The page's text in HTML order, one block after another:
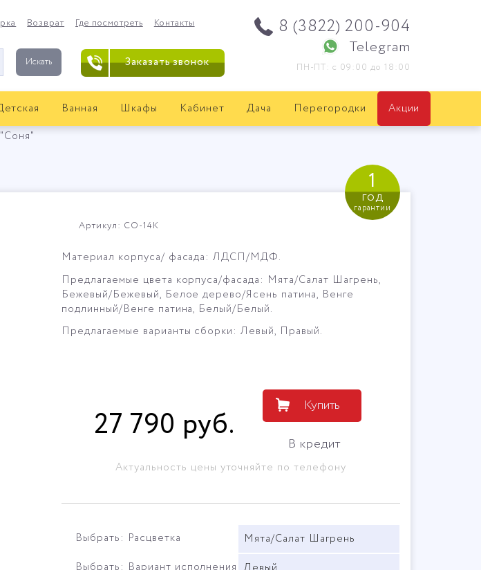
Возврат Где посмотреть Контакты
Искать
8 (3822) 200-904
Telegram
ПН-ПТ: с 09:00 до 18:00
Заказать звонок
Ванная Шкафы Кабинет Дача Перегородки
Акции
1
год
гарантии
Артикул: СО-14К
Материал корпуса/ фасада: ЛДСП/МДФ.
Предлагаемые цвета корпуса/фасада: Мята/Салат Шагрень,
Бежевый/Бежевый, Белое дерево/Ясень патина, Венге
подлинный/Венге патина, Белый/Белый.
Предлагаемые варианты сборки: Левый, Правый.
27 790 руб. Купить
В кредит
Актуальность цены уточняйте по телефону
Выбрать: Расцветка
Мята/Салат Шагрень